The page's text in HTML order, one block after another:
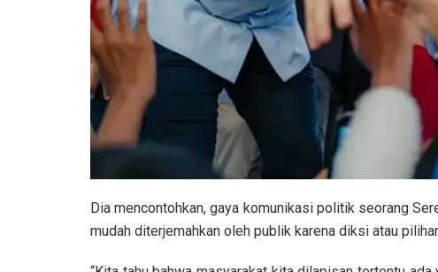
Dia mencontohkan, gaya komunikasi politik seorang
mudah diterjemahkan oleh publik karena diksi atau